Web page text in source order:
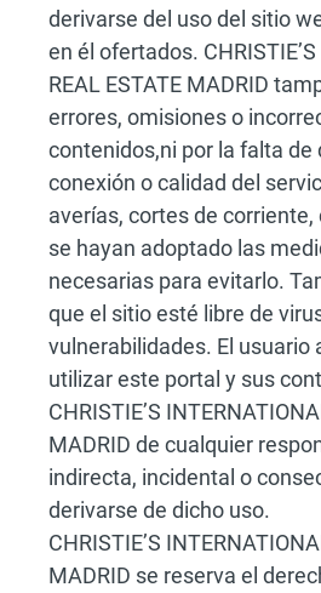
derivarse del uso del sitio
en él ofertados.
REAL ESTATE MADRID
errores, omisiones o
contenidos,ni por la falta de
conexión o calidad del
averías, cortes de
se hayan adoptado las
necesarias para evitarlo.
que el sitio esté libre de
vulnerabilidades. El usuario
utilizar este portal y sus
CHRISTIE’S
MADRID de cualquier
indirecta, incidental o
derivarse de dicho uso.
CHRISTIE’S
MADRID se reserva el